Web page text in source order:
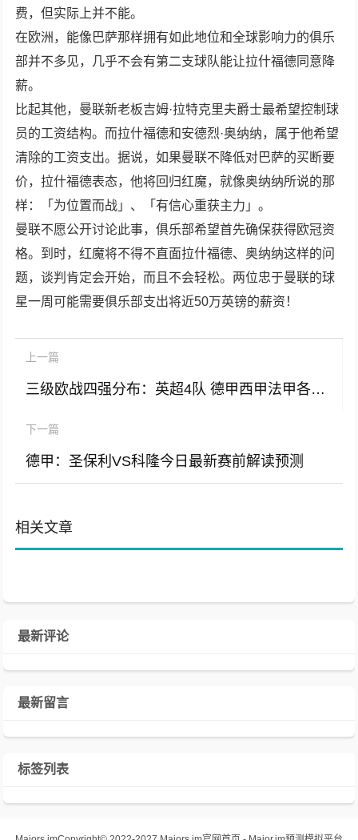
费，但实际上并不能。
在欧洲，能像巴萨那样拥有如此地位和全球影响力的俱乐
部并不多见，几乎不会有第二支球队能让拉什福德同意降
薪。
比起其他，曼联新老板吉姆·拉特克里夫爵士最希望控制球
员的工资结构。而拉什福德和安德烈·奥纳纳，属于他希望
清除的工资支出。据说，如果曼联不降低对巴萨的买断要
价，拉什福德表态，他将回归红魔，就像奥纳纳所说的那
样：「为位置而战」、「有信心重获主力」。
曼联不愿公开讨论此事，俱乐部希望首先确保获得欧冠资
格。到时，红魔将不得不直面拉什福德、奥纳纳这样的问
题，谈判肯定会开始，而且不会轻松。两位忠于曼联的球
星一周可能需要俱乐部支出将近50万英镑的薪资！
上一篇
三级欧战四强分布：英超4队 德甲西甲法甲各2队 意甲全军覆没
下一篇
德甲：圣保利VS科隆今日最新赛前解读预测
相关文章
最新评论
最新留言
标签列表